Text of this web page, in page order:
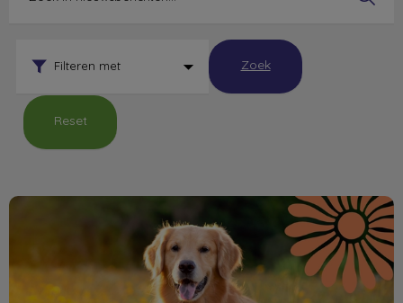
Filteren met Zoek
Reset
De zomerchecklist voor je huisdier